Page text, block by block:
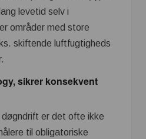
levetid selv i
områder med store
skiftende luftfugtigheds
sikrer konsekvent
døgndrift er det ofte ikke
til obligatoriske